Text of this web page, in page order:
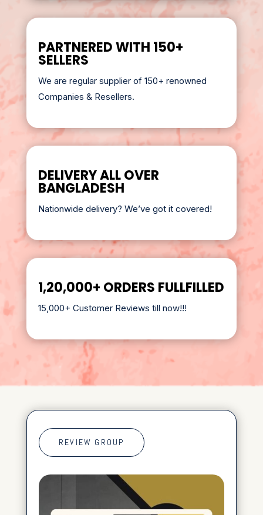
PARTNERED WITH 150+
SELLERS
We are regular supplier of 150+ renowned
Companies & Resellers.
DELIVERY ALL OVER
BANGLADESH
Nationwide delivery? We’ve got it covered!
1,20,000+ ORDERS FULLFILLED
15,000+ Customer Reviews till now!!!
REVIEW GROUP